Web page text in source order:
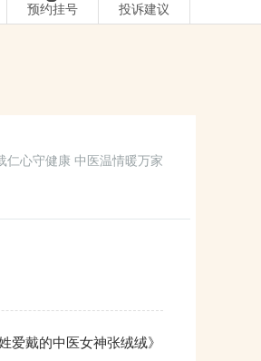
预约挂号 投诉建议
仁心守健康 中医温情暖万家
戴的中医女神张绒绒》